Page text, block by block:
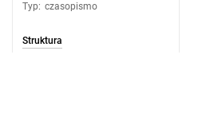
Tarnowskie Azoty : Organ
Typ: czasopismo
Struktura